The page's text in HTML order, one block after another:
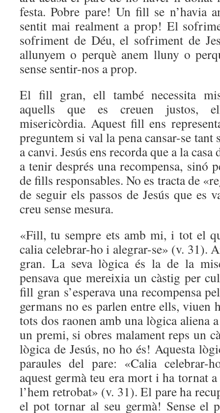
festa. Pobre pare! Un fill se n’havia
sentit mai realment a prop! El
sofriment de Déu, el sofriment de
allunyem o perquè anem lluny o
sense sentir-nos a prop.
El fill gran, ell també necessita
aquells que es creuen justos,
misericòrdia. Aquest fill ens
preguntem si val la pena cansar-se tant
a canvi. Jesús ens recorda que a la casa
a tenir després una recompensa, sinó
de fills responsables. No es tracta de
de seguir els passos de Jesús que es
creu sense mesura.
«Fill, tu sempre ets amb mi, i tot el
calia celebrar-ho i alegrar-se» (v. 31).
gran. La seva lògica és la de la
pensava que mereixia un càstig per
fill gran s’esperava una recompensa
germans no es parlen entre ells, viuen
tots dos raonen amb una lògica aliena
un premi, si obres malament reps un
lògica de Jesús, no ho és! Aquesta
paraules del pare: «Calia celebrar-
aquest germà teu era mort i ha tornat
l’hem retrobat» (v. 31). El pare ha
el pot tornar al seu germà! Sense el